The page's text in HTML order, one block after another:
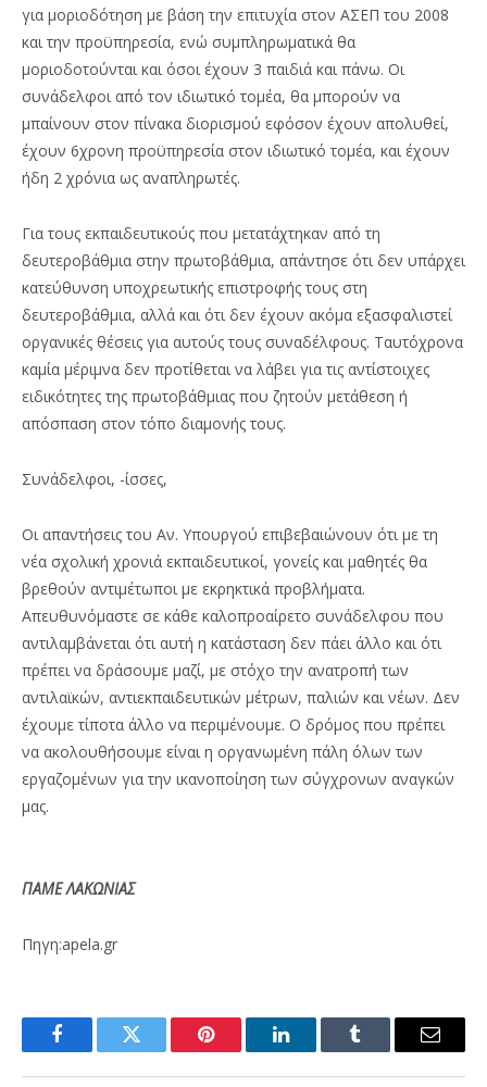
για μοριοδότηση με βάση την επιτυχία στον ΑΣΕΠ του 2008
και την προϋπηρεσία, ενώ συμπληρωματικά θα
μοριοδοτούνται και όσοι έχουν 3 παιδιά και πάνω. Οι
συνάδελφοι από τον ιδιωτικό τομέα, θα μπορούν να
μπαίνουν στον πίνακα διορισμού εφόσον έχουν απολυθεί,
έχουν 6χρονη προϋπηρεσία στον ιδιωτικό τομέα, και έχουν
ήδη 2 χρόνια ως αναπληρωτές.
Για τους εκπαιδευτικούς που μετατάχτηκαν από τη
δευτεροβάθμια στην πρωτοβάθμια, απάντησε ότι δεν υπάρχει
κατεύθυνση υποχρεωτικής επιστροφής τους στη
δευτεροβάθμια, αλλά και ότι δεν έχουν ακόμα εξασφαλιστεί
οργανικές θέσεις για αυτούς τους συναδέλφους. Ταυτόχρονα
καμία μέριμνα δεν προτίθεται να λάβει για τις αντίστοιχες
ειδικότητες της πρωτοβάθμιας που ζητούν μετάθεση ή
απόσπαση στον τόπο διαμονής τους.
Συνάδελφοι, -ίσσες,
Οι απαντήσεις του Αν. Υπουργού επιβεβαιώνουν ότι με τη
νέα σχολική χρονιά εκπαιδευτικοί, γονείς και μαθητές θα
βρεθούν αντιμέτωποι με εκρηκτικά προβλήματα.
Απευθυνόμαστε σε κάθε καλοπροαίρετο συνάδελφου που
αντιλαμβάνεται ότι αυτή η κατάσταση δεν πάει άλλο και ότι
πρέπει να δράσουμε μαζί, με στόχο την ανατροπή των
αντιλαϊκών, αντιεκπαιδευτικών μέτρων, παλιών και νέων. Δεν
έχουμε τίποτα άλλο να περιμένουμε. Ο δρόμος που πρέπει
να ακολουθήσουμε είναι η οργανωμένη πάλη όλων των
εργαζομένων για την ικανοποίηση των σύγχρονων αναγκών
μας.
ΠΑΜΕ ΛΑΚΩΝΙΑΣ
Πηγη:apela.gr
FacebookTwitter Pinterest LinkedInTumblr Email